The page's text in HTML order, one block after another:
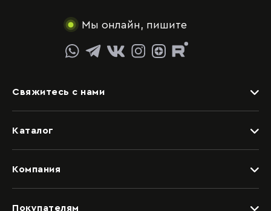
Мы онлайн, пишите
Каталог
Детские
Спальни
Гостиные
Компания
Дизайнерам
Покупателям
Свяжитесь с нами
Задать вопрос
Видеоконсультация со специалистом
Обращение в отдел качества
Написать руководству